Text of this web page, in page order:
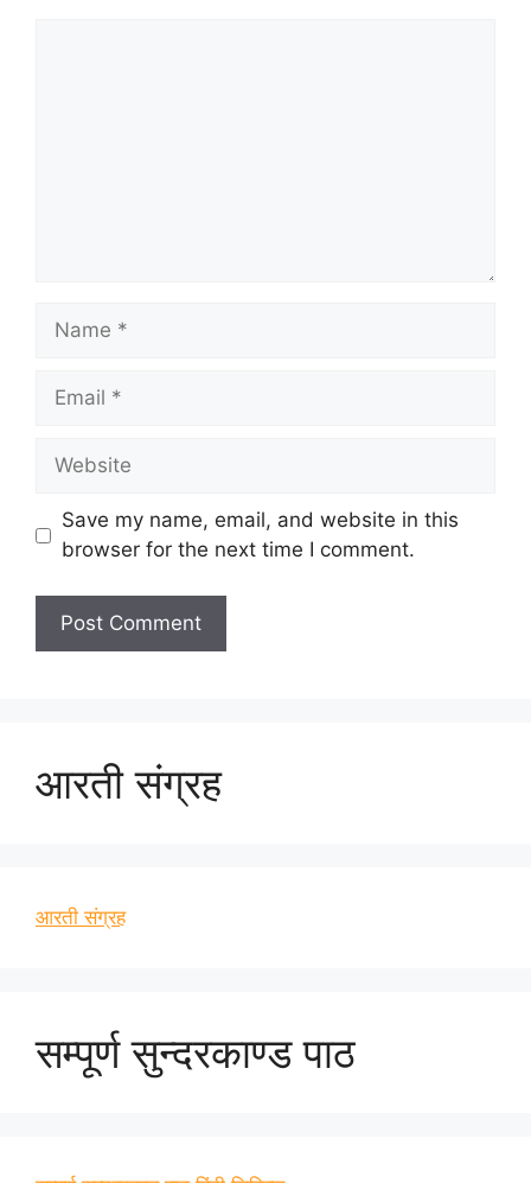
Name
Email
Website
Save my name, email, and website in this
browser for the next time I comment.
आरती संग्रह
आरती संग्रह
सम्पूर्ण सुन्दरकाण्ड पाठ